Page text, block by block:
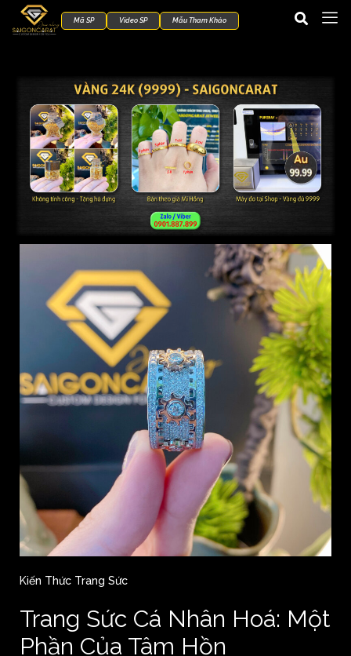
Mã SP Video SP Mẫu Tham Khảo
Kiến Thức Trang Sức
Trang Sức Cá Nhân Hoá: Một
Phần Của Tâm Hồn